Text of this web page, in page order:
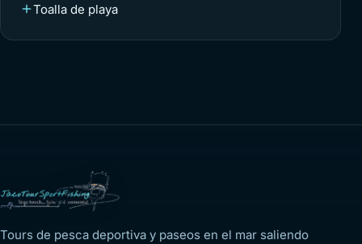
Toalla de playa
Tours de pesca deportiva y paseos en el mar saliendo